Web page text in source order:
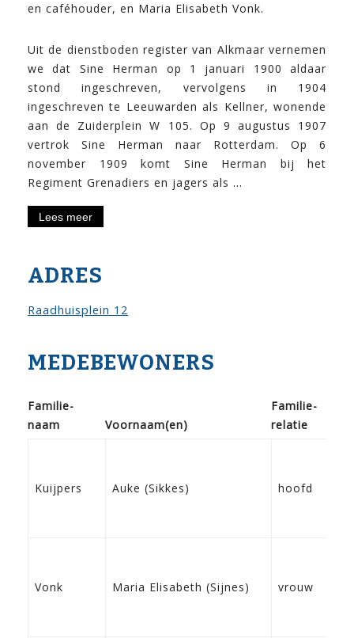
en caféhouder, en Maria Elisabeth Vonk.
Uit de dienstboden register van Alkmaar vernemen
we dat Sine Herman op 1 januari 1900 aldaar
stond ingeschreven, vervolgens in 1904
ingeschreven te Leeuwarden als Kellner, wonende
aan de Zuiderplein W 105. Op 9 augustus 1907
vertrok Sine Herman naar Rotterdam. Op 6
november 1909 komt Sine Herman bij het
Regiment Grenadiers en jagers als
Lees meer
ADRES
Raadhuisplein 12
MEDEBEWONERS
Familie­
naam
Voor­naam(en)
Familie­
relatie
Kuijpers Auke (Sikkes) hoofd
Vonk Maria Elisabeth (Sijnes) vrouw